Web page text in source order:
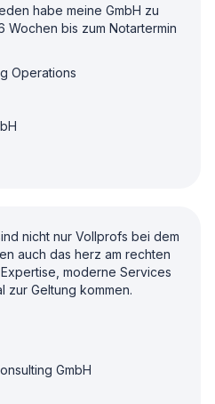
habe meine GmbH zu
bis zum Notartermin
Operations
nicht nur Vollprofs bei dem
auch das herz am rechten
moderne Services
zur Geltung kommen.
GmbH